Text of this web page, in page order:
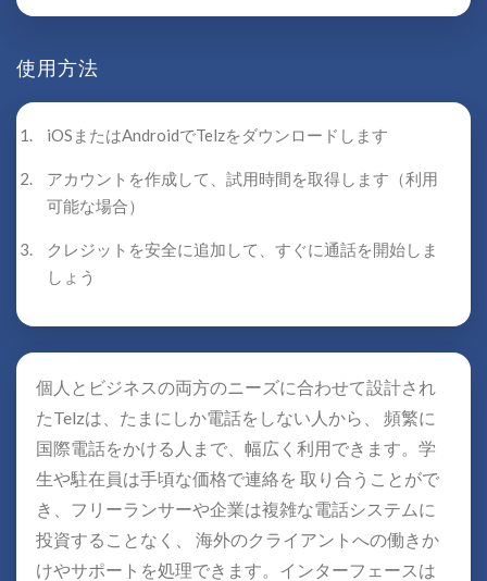
使用方法
iOSまたはAndroidでTelzをダウンロードします
アカウントを作成して、試用時間を取得します（利用
可能な場合）
クレジットを安全に追加して、すぐに通話を開始しま
しょう
個人とビジネスの両方のニーズに合わせて設計され
たTelzは、たまにしか電話をしない人から、 頻繁に
国際電話をかける人まで、幅広く利用できます。学
生や駐在員は手頃な価格で連絡を 取り合うことがで
き、フリーランサーや企業は複雑な電話システムに
投資することなく、 海外のクライアントへの働きか
けやサポートを処理できます。インターフェースは